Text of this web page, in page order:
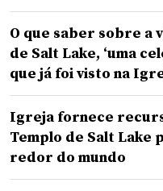
O que saber sobre a
de Salt Lake, ‘uma
que já foi visto na
Igreja fornece
Templo de Salt Lake
redor do mundo